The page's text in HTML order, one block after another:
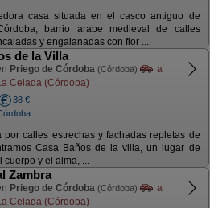
casa situada en el casco antiguo de
barrio arabe medieval de calles
y engalanadas con flor ...
de la Villa
Priego de Córdoba (Córdoba)
a
Celada (Córdoba)
38 €
por calles estrechas y fachadas repletas de
Casa Baños de la villa, un lugar de
cuerpo y el alma, ...
Zambra
Priego de Córdoba (Córdoba)
a
Celada (Córdoba)